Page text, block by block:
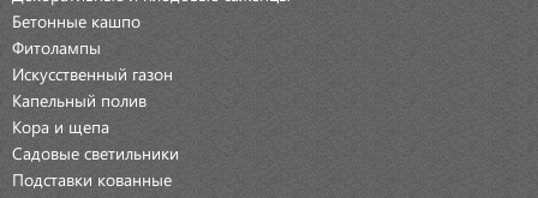
Бетонные кашпо
Фитолампы
Искусственный газон
Капельный полив
Кора и щепа
Садовые светильники
Подставки кованные